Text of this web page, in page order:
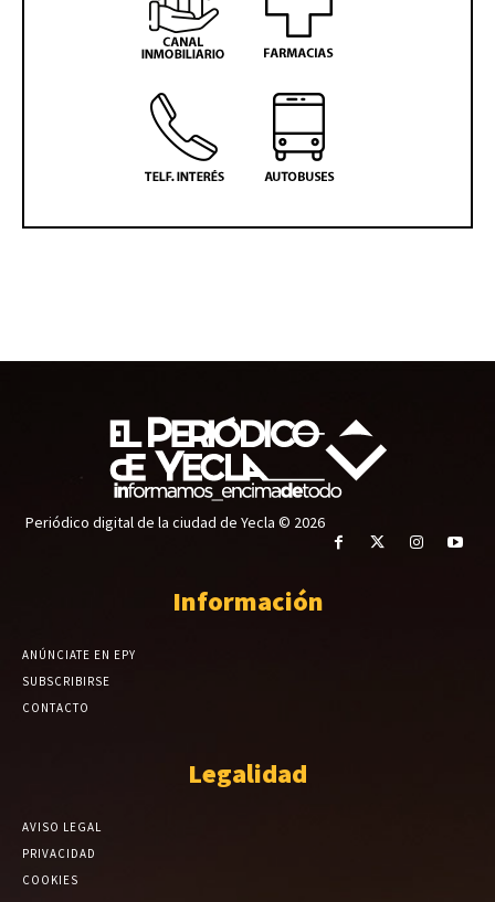
Periódico digital de la ciudad de Yecla © 2026
Información
ANÚNCIATE EN EPY
SUBSCRIBIRSE
CONTACTO
Legalidad
AVISO LEGAL
PRIVACIDAD
COOKIES